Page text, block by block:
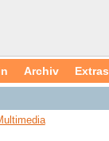
Archiv Extras